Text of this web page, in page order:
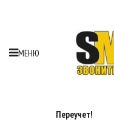
Cтройматериалы в
2-3 часа - SM Харьков
Максимальный выбор
Гарантия лучшей цены на
Звоните - Договоримся ☎
МЕНЮ
Переучет!